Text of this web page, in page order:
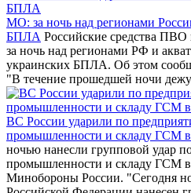
США ПРОВАЛИЛИСЬ,
ПЫТАЯСЬ УГНАТЬСЯ ЗА
ЛЕДОКОЛАМИ ПУТИНА
АКЦИИ РИТЕЙЛЕРА
«ЛЕНТА» РУХНУЛИ ПОСЛЕ
НОВОСТИ О ПОЖАРЕ